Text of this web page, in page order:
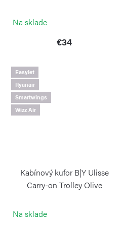
Na sklade
€34
EasyJet
Ryanair
Smartwings
Wizz Air
Kabínový kufor B|Y Ulisse
Carry-on Trolley Olive
Na sklade